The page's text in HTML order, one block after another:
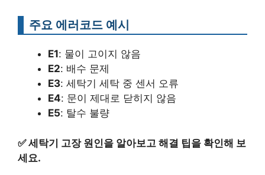
주요 에러코드 예시
E1: 물이 고이지 않음
E2: 배수 문제
E3: 세탁기 세탁 중 센서 오류
E4: 문이 제대로 닫히지 않음
E5: 탈수 불량
✅세탁기 고장 원인을 알아보고 해결 팁을 확인해 보
세요.